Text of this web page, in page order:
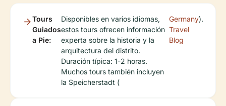
Tours
Guiados
a Pie:
Disponibles en varios idiomas,
estos tours ofrecen información
experta sobre la historia y la
arquitectura del distrito.
Duración típica: 1-2 horas.
Muchos tours también incluyen
la Speicherstadt (
Germany
Travel
Blog
).